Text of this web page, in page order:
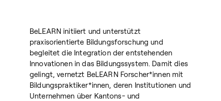
BeLEARN initiiert und unterstützt
praxisorientierte Bildungsforschung und
begleitet die Integration der entstehenden
Innovationen in das Bildungssystem. Damit dies
gelingt, vernetzt BeLEARN Forscher*innen mit
Bildungspraktiker*innen, deren Institutionen und
Unternehmen über Kantons- und